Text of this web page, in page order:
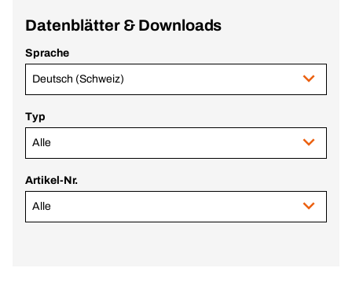
Datenblätter & Downloads
Sprache
Deutsch (Schweiz)
Typ
Alle
Artikel-Nr.
Alle